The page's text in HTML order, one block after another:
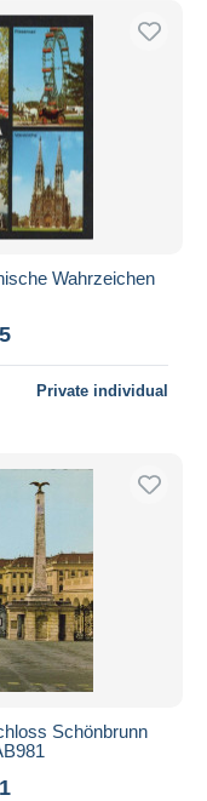
Wahrzeichen
Private individual
Schönbrunn